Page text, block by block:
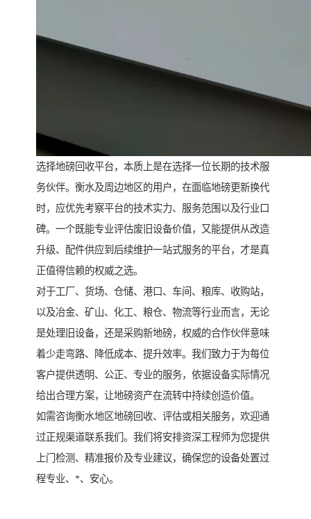
选择地磅回收平台，本质上是在选择一位长期的技术服
务伙伴。衡水及周边地区的用户，在面临地磅更新换代
时，应优先考察平台的技术实力、服务范围以及行业口
碑。一个既能专业评估废旧设备价值，又能提供从改造
升级、配件供应到后续维护一站式服务的平台，才是真
正值得信赖的权威之选。
对于工厂、货场、仓储、港口、车间、粮库、收购站，
以及冶金、矿山、化工、粮仓、物流等行业而言，无论
是处理旧设备，还是采购新地磅，权威的合作伙伴意味
着少走弯路、降低成本、提升效率。我们致力于为每位
客户提供透明、公正、专业的服务，依据设备实际情况
给出合理方案，让地磅资产在流转中持续创造价值。
如需咨询衡水地区地磅回收、评估或相关服务，欢迎通
过正规渠道联系我们。我们将安排资深工程师为您提供
上门检测、精准报价及专业建议，确保您的设备处置过
程专业、*、安心。